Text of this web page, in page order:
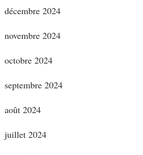
décembre 2024
novembre 2024
octobre 2024
septembre 2024
août 2024
juillet 2024